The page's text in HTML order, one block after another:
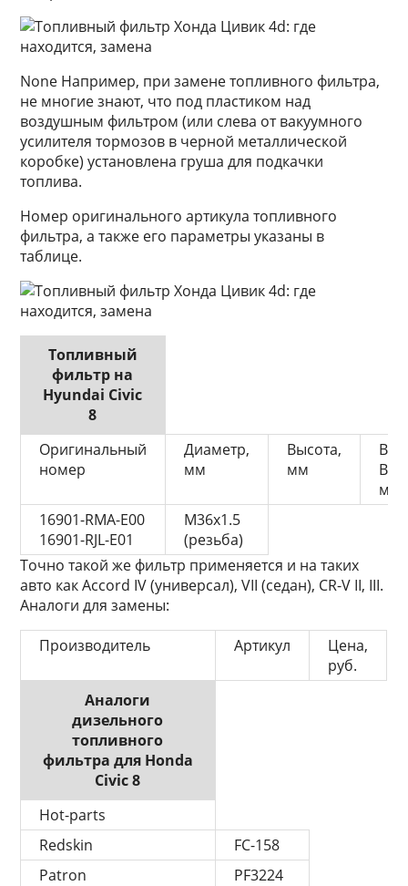
None Например, при замене топливного фильтра,
не многие знают, что под пластиком над
воздушным фильтром (или слева от вакуумного
усилителя тормозов в черной металлической
коробке) установлена груша для подкачки
топлива.
Номер оригинального артикула топливного
фильтра, а также его параметры указаны в
таблице.
Топливный
фильтр на
Hyundai Civic
8
Оригинальный
номер
Диаметр,
мм
Высота,
мм
мм
16901-RMA-E00
16901-RJL-E01
М36х1.5
(резьба)
Точно такой же фильтр применяется и на таких
авто как Accord IV (универсал), VII (седан), CR-V II, III.
Аналоги для замены:
Производитель
Артикул
Цена,
руб.
Аналоги
дизельного
топливного
фильтра для Honda
Civic 8
Hot-parts
Redskin
FC-158
Patron
PF3224